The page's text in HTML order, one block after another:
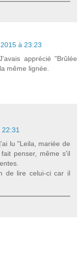
à 23:23
apprécié "Brûlée
même lignée.
22:31
lu "Leila, mariée de
penser, même s'il
de lire celui-ci car il